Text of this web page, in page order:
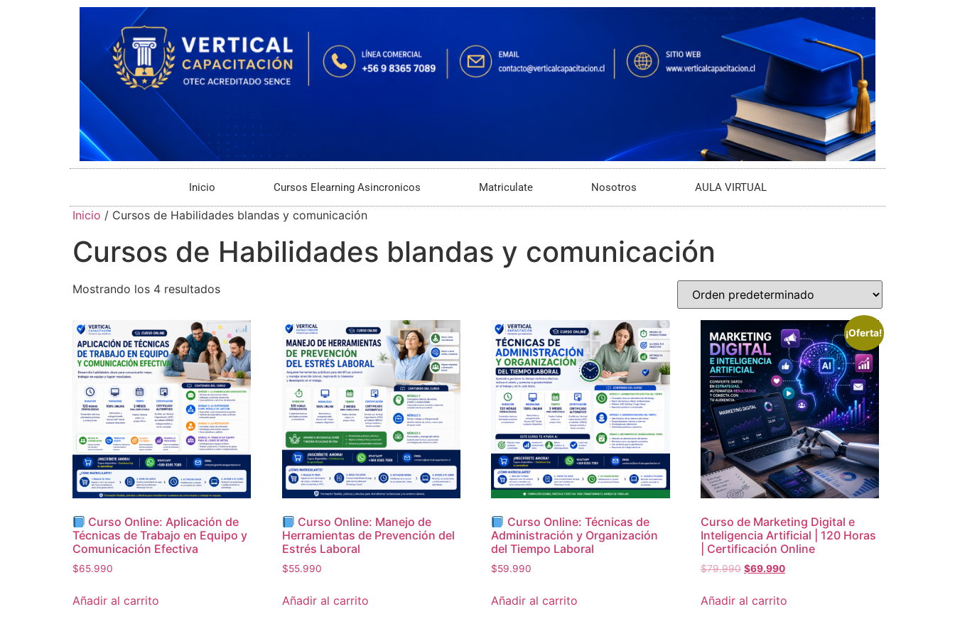
Inicio Cursos Elearning Asincronicos Matriculate Nosotros AULA VIRTUAL
Inicio / Cursos de Habilidades blandas y comunicación
Cursos de Habilidades blandas y comunicación
Mostrando los 4 resultados
Curso Online: Aplicación de
Técnicas de Trabajo en Equipo y
Comunicación Efectiva
$65.990
Añadir al carrito
Curso Online: Manejo de
Herramientas de Prevención del
Estrés Laboral
$55.990
Añadir al carrito
Curso Online: Técnicas de
Administración y Organización
del Tiempo Laboral
$59.990
Añadir al carrito
¡Oferta!
Curso de Marketing Digital e
Inteligencia Artificial | 120 Horas
| Certificación Online
$79.990 $69.990
Añadir al carrito